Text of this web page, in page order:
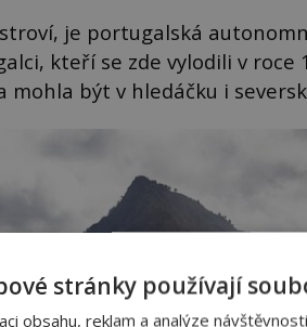
je portugalská
kteří se zde vylodili v
být v hledáčku i
stránky používají
obsahu, reklam a analýze